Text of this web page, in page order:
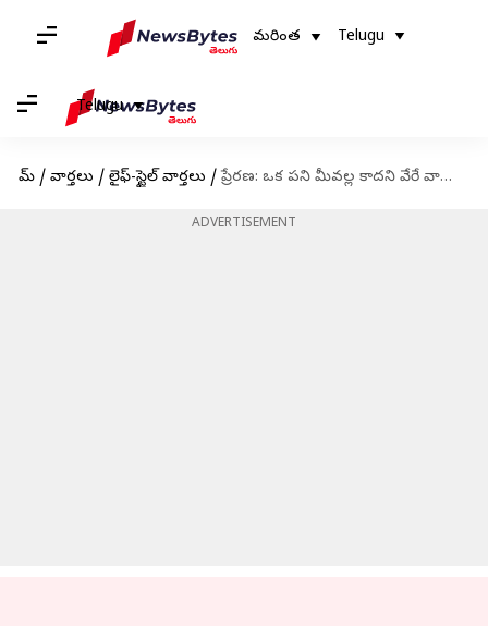
మరింత Telugu
Telugu
హోమ్ / వార్తలు / లైఫ్-స్టైల్ వార్తలు / ప్రేరణ: ఒక పని మీవల్ల కాదని వేరే వాళ్ళు చెబితే మీరు నమ్మారంటే మీ మీద మీకు నమ్మకం లేనట్టే
ADVERTISEMENT